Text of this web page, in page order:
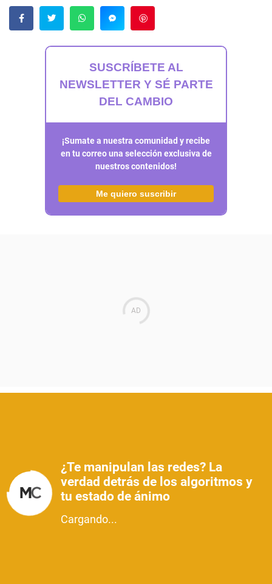
SUSCRÍBETE AL
NEWSLETTER Y SÉ PARTE
DEL CAMBIO
¡Sumate a nuestra comunidad y recibe
en tu correo una selección exclusiva de
nuestros contenidos!
Me quiero suscribir
¿Te manipulan las redes? La
verdad detrás de los algoritmos y
tu estado de ánimo
Cargando...